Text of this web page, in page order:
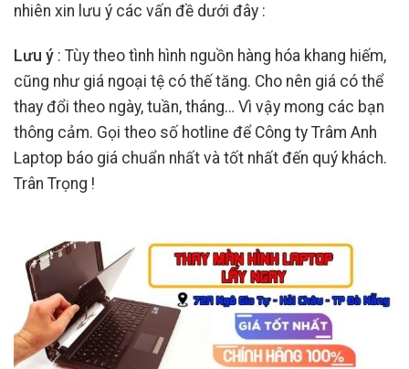
nhiên xin lưu ý các vấn đề dưới đây :
Lưu ý : Tùy theo tình hình nguồn hàng hóa khang hiếm,
cũng như giá ngoại tệ có thế tăng. Cho nên giá có thể
thay đổi theo ngày, tuần, tháng… Vì vậy mong các bạn
thông cảm. Gọi theo số hotline để Công ty Trâm Anh
Laptop báo giá chuẩn nhất và tốt nhất đến quý khách.
Trân Trọng !